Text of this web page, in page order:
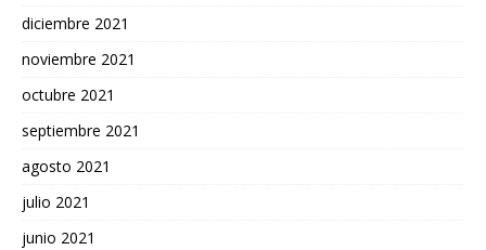
diciembre 2021
noviembre 2021
octubre 2021
septiembre 2021
agosto 2021
julio 2021
junio 2021